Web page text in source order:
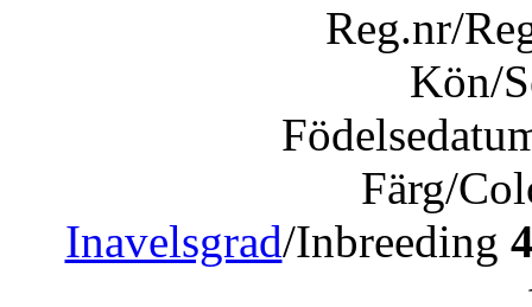
Reg.nr/
Kön/
Färg/
Inavelsgrad/Inbreeding